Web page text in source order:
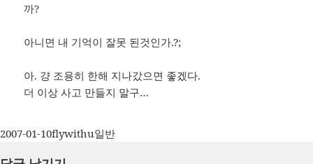
까?
아니면 내 기억이 잘못 된것인가.?;
아. 걍 조용히 한해 지나갔으면 좋겠다.
더 이상 사고 만들지 말구…
작
2007-01-10글
flywithu카
일반